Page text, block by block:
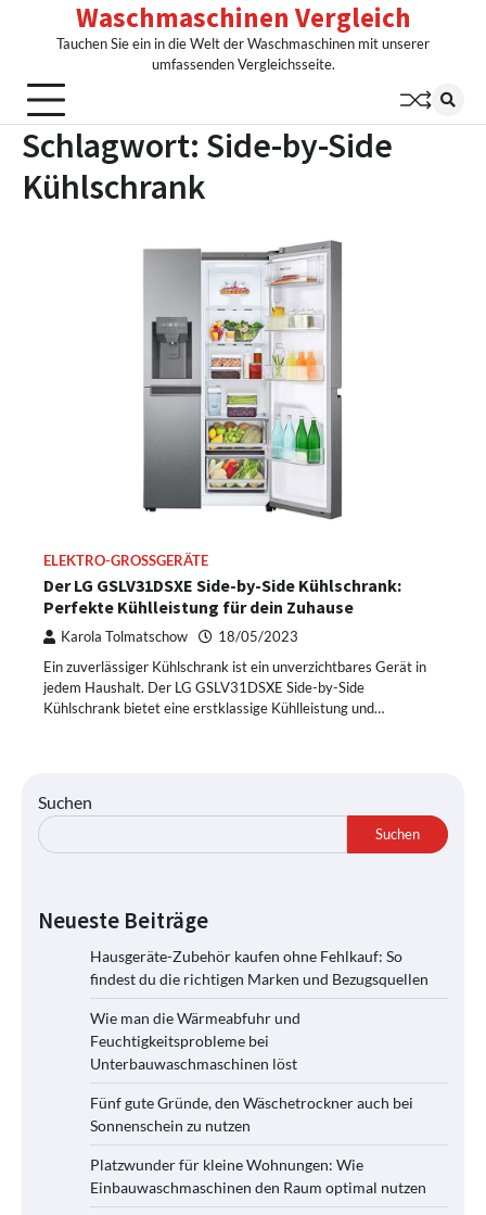
Waschmaschinen Vergleich
Tauchen Sie ein in die Welt der Waschmaschinen mit unserer
umfassenden Vergleichsseite.
Schlagwort: Side-by-Side
Kühlschrank
ELEKTRO-GROSSGERÄTE
Der LG GSLV31DSXE Side-by-Side Kühlschrank:
Perfekte Kühlleistung für dein Zuhause
Karola Tolmatschow 18/05/2023
Ein zuverlässiger Kühlschrank ist ein unverzichtbares Gerät in
jedem Haushalt. Der LG GSLV31DSXE Side-by-Side
Kühlschrank bietet eine erstklassige Kühlleistung und…
Suchen
Suchen
Neueste Beiträge
Hausgeräte-Zubehör kaufen ohne Fehlkauf: So
findest du die richtigen Marken und Bezugsquellen
Wie man die Wärmeabfuhr und
Feuchtigkeitsprobleme bei
Unterbauwaschmaschinen löst
Fünf gute Gründe, den Wäschetrockner auch bei
Sonnenschein zu nutzen
Platzwunder für kleine Wohnungen: Wie
Einbauwaschmaschinen den Raum optimal nutzen